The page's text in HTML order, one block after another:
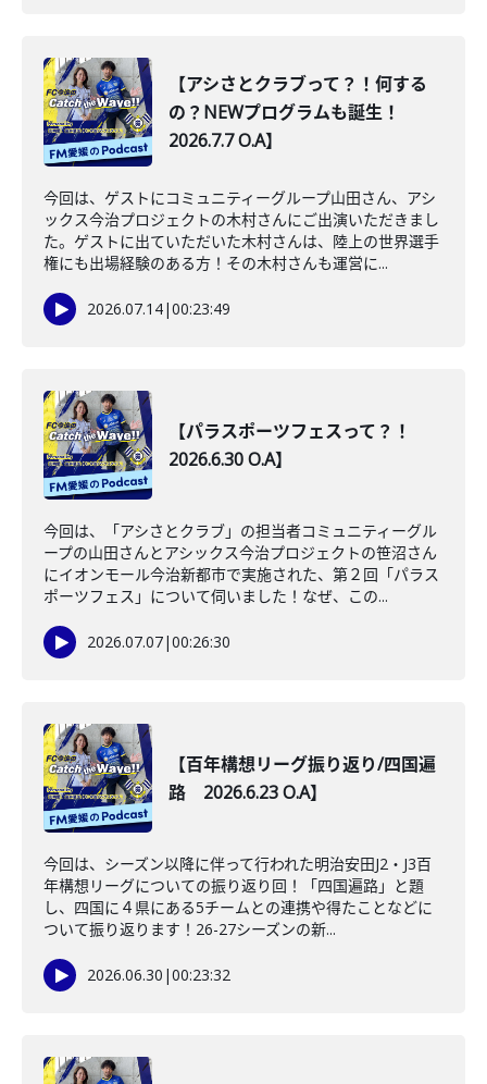
【アシさとクラブって？！何する
の？NEWプログラムも誕生！
2026.7.7 O.A】
今回は、ゲストにコミュニティーグループ山田さん、アシ
ックス今治プロジェクトの木村さんにご出演いただきまし
た。ゲストに出ていただいた木村さんは、陸上の世界選手
権にも出場経験のある方！その木村さんも運営に...
2026.07.14|00:23:49
【パラスポーツフェスって？！
2026.6.30 O.A】
今回は、「アシさとクラブ」の担当者コミュニティーグル
ープの山田さんとアシックス今治プロジェクトの笹沼さん
にイオンモール今治新都市で実施された、第２回「パラス
ポーツフェス」について伺いました！なぜ、この...
2026.07.07|00:26:30
【百年構想リーグ振り返り/四国遍
路 2026.6.23 O.A】
今回は、シーズン以降に伴って行われた明治安田J2・J3百
年構想リーグについての振り返り回！「四国遍路」と題
し、四国に４県にある5チームとの連携や得たことなどに
ついて振り返ります！26-27シーズンの新...
2026.06.30 |00:23:32